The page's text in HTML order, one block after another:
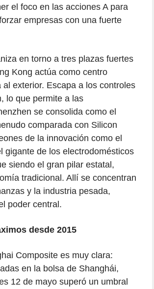
el foco en las acciones A para
empresas con una fuerte
en torno a tres plazas fuertes
Kong actúa como centro
exterior. Escapa a los controles
lo que permite a las
se consolida como el
comparada con Silicon
de la innovación como el
gigante de los electrodomésticos
siendo el gran pilar estatal,
tradicional. Allí se concentran
y la industria pesada,
poder central.
desde 2015
Composite es muy clara:
en la bolsa de Shanghái,
12 de mayo superó un umbral